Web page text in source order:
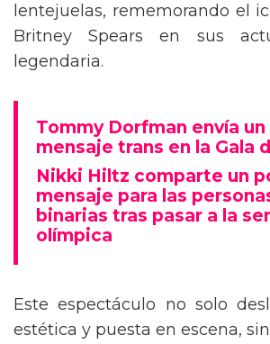
lentejuelas, rememorando el
Britney Spears en sus
legendaria.
Tommy Dorfman envía
mensaje trans en la Gala
Nikki Hiltz comparte un
mensaje para las
binarias tras pasar a la
olímpica
Este espectáculo no solo
estética y puesta en escena,